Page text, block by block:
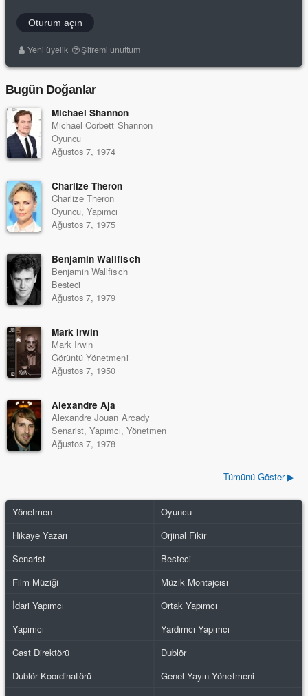
Oturum açın
Yeni üyelik Şifremi unuttum
Bugün Doğanlar
Michael Shannon
Michael Corbett Shannon
Oyuncu
Ağustos 7, 1974
Charlize Theron
Charlize Theron
Oyuncu, Yapımcı
Ağustos 7, 1975
Benjamin Wallfisch
Benjamin Wallfisch
Besteci
Ağustos 7, 1979
Mark Irwin
Mark Irwin
Görüntü Yönetmeni
Ağustos 7, 1950
Alexandre Aja
Alexandre Jouan Arcady
Senarist, Yapımcı, Yönetmen
Ağustos 7, 1978
Tümünü Göster ▶
Yönetmen
Oyuncu
Hikaye Yazarı
Orjinal Fikir
Senarist
Besteci
Film Müziği
Müzik Montajcısı
İdari Yapımcı
Ortak Yapımcı
Yapımcı
Yardımcı Yapımcı
Cast Direktörü
Dublör
Dublör Koordinatörü
Genel Yayın Yönetmeni